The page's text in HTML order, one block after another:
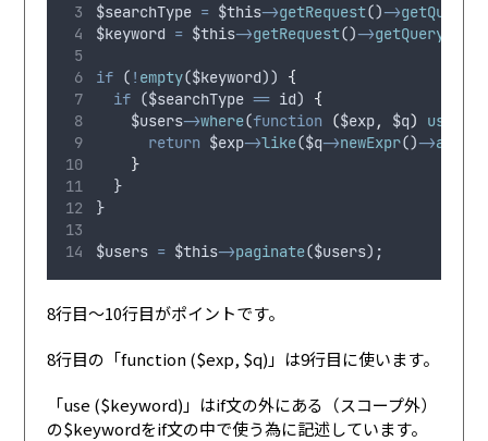
$searchType = $this->getRequest()->getQuery
$keyword = $this->getRequest()->getQuery
if ( ! empty($keyword)) {
if ($searchType == id) {
$users->where(function ($exp, $q) use
return $exp->like($q->newExpr()->add
}
  }
}
$users = $this->paginate($users);
8行目〜10行目がポイントです。
8行目の「function ($exp, $q)」は9行目に使います。
「use ($keyword)」はif文の外にある（スコープ外）
の$keywordをif文の中で使う為に記述しています。